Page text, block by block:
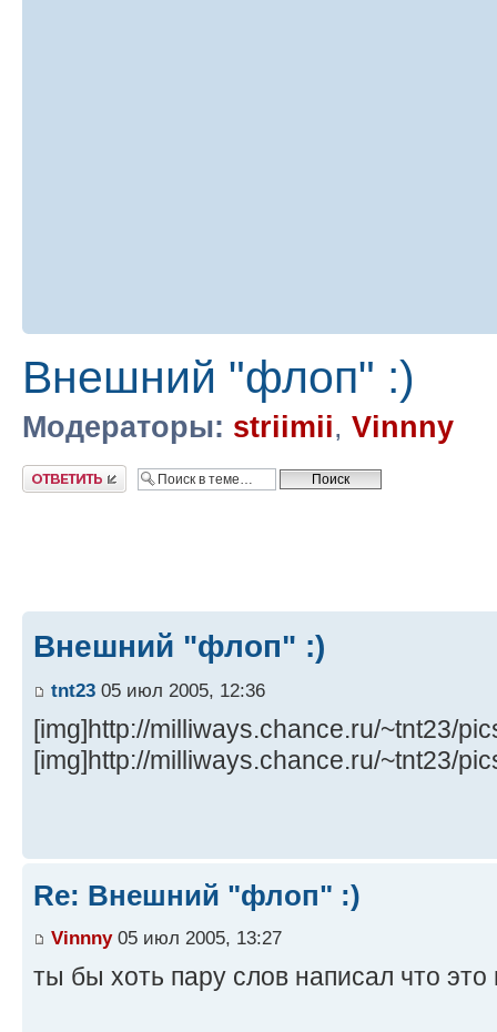
Внешний "флоп" :)
Модераторы: striimii, Vinnny
Ответить
Внешний "флоп" :)
tnt23 05 июл 2005, 12:36
[img]http://milliways.chance.ru/~tnt23/
[img]http://milliways.chance.ru/~tnt23/
Re: Внешний "флоп" :)
Vinnny05 июл 2005, 13:27
ты бы хоть пару слов написал что это